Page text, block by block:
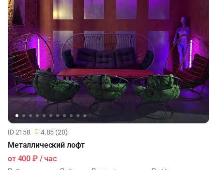
ID 2158 4.85 (20)
Металлический лофт
от 400 ₽/ час